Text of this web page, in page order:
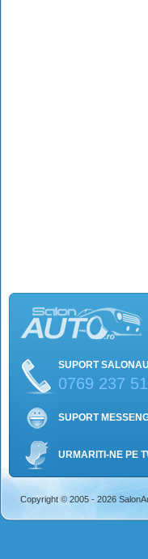
SUPORT
0769 237
SUPORT
URMARITI-NE PE
Copyright © 2005 - 2026